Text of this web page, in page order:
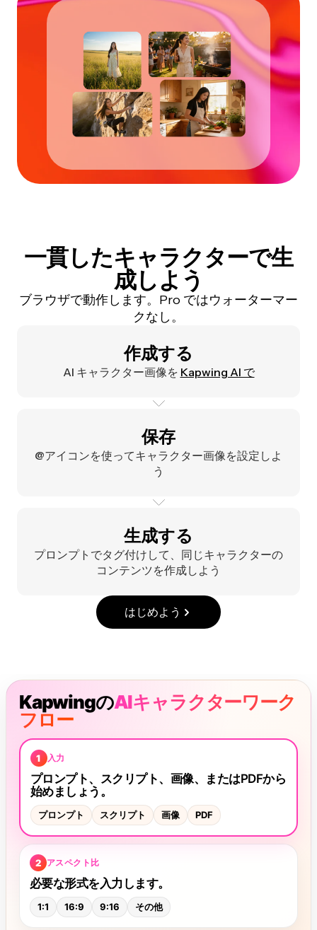
一貫したキャラクターで生
成しよう
ブラウザで動作します。Pro ではウォーターマー
クなし。
作成する
AI キャラクター画像を Kapwing AI で
保存
@アイコンを使ってキャラクター画像を設定しよ
う
生成する
プロンプトでタグ付けして、同じキャラクターの
コンテンツを作成しよう
はじめよう